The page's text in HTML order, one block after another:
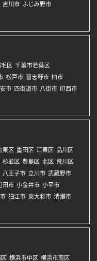
吉川市 ふじみ野市
区 千葉市若葉区
松戸市 習志野市 柏市
市 四街道市 八街市 印西市
東区 墨田区 江東区 品川区
杉並区 豊島区 北区 荒川区
八王子市 立川市 武蔵野市
田市 小金井市 小平市
狛江市 東大和市 清瀬市
横浜市中区 横浜市南区